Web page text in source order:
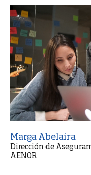
Marga Abelaira
Dirección de
AENOR